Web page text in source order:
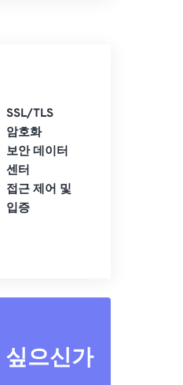
SSL/TLS
암호화
보안 데이터
센터
접근 제어 및
입증
으신가